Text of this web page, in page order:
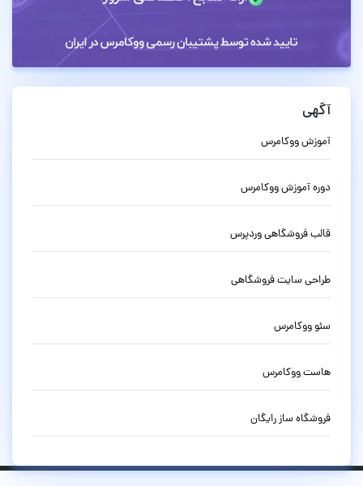
آگهی
آموزش ووکامرس
دوره آموزش ووکامرس
قالب فروشگاهی وردپرس
طراحی سایت فروشگاهی
سئو ووکامرس
هاست ووکامرس
فروشگاه ساز رایگان